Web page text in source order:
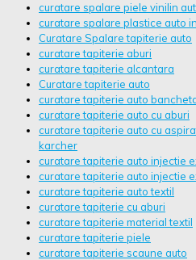
curatare spalare piele vinilin
curatare spalare plastice auto
Curatare Spalare tapiterie auto
curatare tapiterie aburi
curatare tapiterie alcantara
Curatare tapiterie auto
curatare tapiterie auto
curatare tapiterie auto cu aburi
curatare tapiterie auto cu
karcher
curatare tapiterie auto injectie
curatare tapiterie auto injectie
curatare tapiterie auto textil
curatare tapiterie cu aburi
curatare tapiterie material textil
curatare tapiterie piele
curatare tapiterie scaune auto